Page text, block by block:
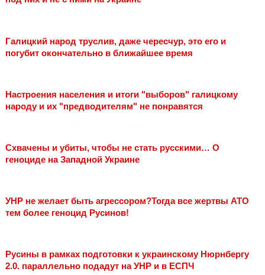
Галицкий народ труслив, даже чересчур, это его и
погубит окончательно в ближайшее время
Настроения населения и итоги "выборов" галицкому
народу и их "предводителям" не понравятся
Схвачены и убиты, чтобы не стать русскими… О
геноциде на Западной Украине
УНР не желает быть агрессором?Тогда все жертвы АТО
тем более геноцид Русинов!
Русины в рамках подготовки к украинскому Нюрнбергу
2.0. параллельно подадут на УНР и в ЕСПЧ